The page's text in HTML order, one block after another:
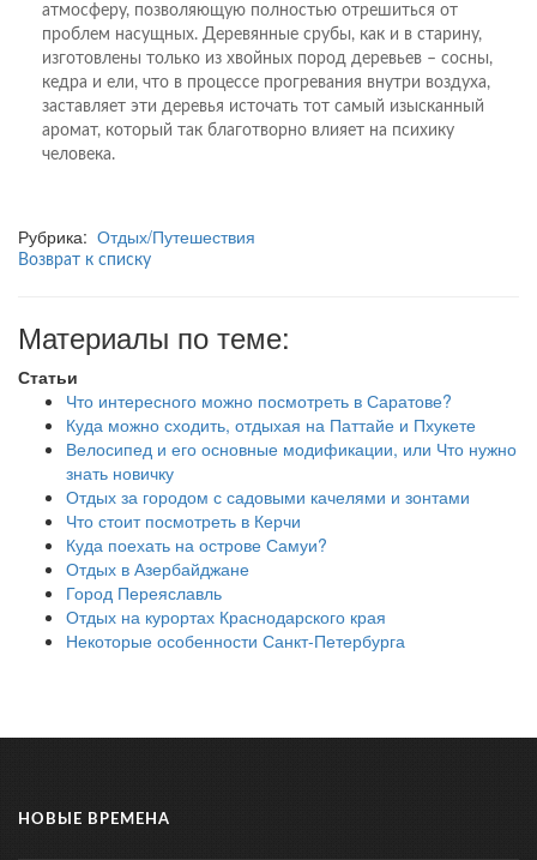
атмосферу, позволяющую полностью отрешиться от
проблем насущных. Деревянные срубы, как и в старину,
изготовлены только из хвойных пород деревьев – сосны,
кедра и ели, что в процессе прогревания внутри воздуха,
заставляет эти деревья источать тот самый изысканный
аромат, который так благотворно влияет на психику
человека.
Рубрика: Отдых/Путешествия
Возврат к списку
Материалы по теме:
Статьи
Что интересного можно посмотреть в Саратове?
Куда можно сходить, отдыхая на Паттайе и Пхукете
Велосипед и его основные модификации, или Что нужно
знать новичку
Отдых за городом с садовыми качелями и зонтами
Что стоит посмотреть в Керчи
Куда поехать на острове Самуи?
Отдых в Азербайджане
Город Переяславль
Отдых на курортах Краснодарского края
Некоторые особенности Санкт-Петербурга
НОВЫЕ ВРЕМЕНА